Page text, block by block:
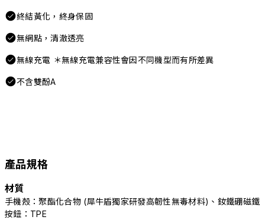
終結黃化，終身保固
無網點，清澈透亮
無線充電 ＊無線充電兼容性會因不同機型而有所差異
不含雙酚A
產品規格
材質
手機殼：聚酯化合物 (犀牛盾獨家研發高韌性無毒材料)、釹鐵硼磁鐵
按鈕：TPE